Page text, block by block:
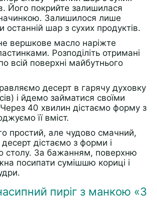
Його покрийте залишилася
Залишилося лише
останній шар з сухих продуктів.
вершкове масло наріжте
Розподіліть отримані
всій поверхні майбутнього
десерт в гарячу духовку
і йдемо займатися своїми
40 хвилин дістаємо форму з
її вміст.
простий, але чудово смачний,
десерт дістаємо з форми і
столу. За бажанням, поверхню
посипати сумішшю кориці і
пиріг з манкою «3